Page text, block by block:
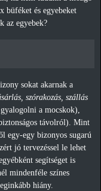
büféket és egyebeket
az egyebek?
sokat akarnak a
szórakozás, szállás
a mocskok),
távolról). Mint
egy-egy bizonyos sugarú
jó tervezéssel le lehet
segítséget is
mindenféle színes
hiány.